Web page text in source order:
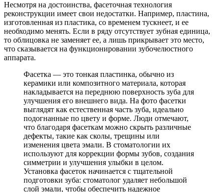
Несмотря на достоинства, фасеточная технология
реконструкции имеет свои недостатки. Например, пластина,
изготовленная из пластика, со временем тускнеет, и ее
необходимо менять. Если в ряду отсутствует зубная единица,
то облицовка не заменяет ее, а лишь прикрывает это место,
что сказывается на функционировании зубочелюстного
аппарата.
Фасетка — это тонкая пластинка, обычно из
керамики или композитного материала, которая
накладывается на переднюю поверхность зуба для
улучшения его внешнего вида. На фото фасетки
выглядят как естественная часть зуба, идеально
подогнанные по цвету и форме. Люди отмечают,
что благодаря фасеткам можно скрыть различные
дефекты, такие как сколы, трещины или
изменения цвета эмали. В стоматологии их
используют для коррекции формы зубов, создания
симметрии и улучшения улыбки в целом.
Установка фасеток начинается с тщательной
подготовки зуба: стоматолог удаляет небольшой
слой эмали, чтобы обеспечить надежное